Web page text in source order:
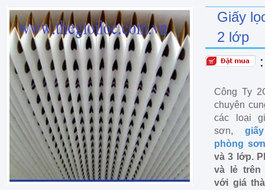
Giấy
2 lớp
Công Ty
chuyên
các loại
sơn,
phòng
và 3 lớp.
và lẻ trên
với giá